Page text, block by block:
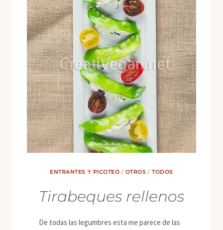
ENTRANTES Y PICOTEO / OTROS /TODOS
Tirabeques rellenos
De todas las legumbres esta me parece de las